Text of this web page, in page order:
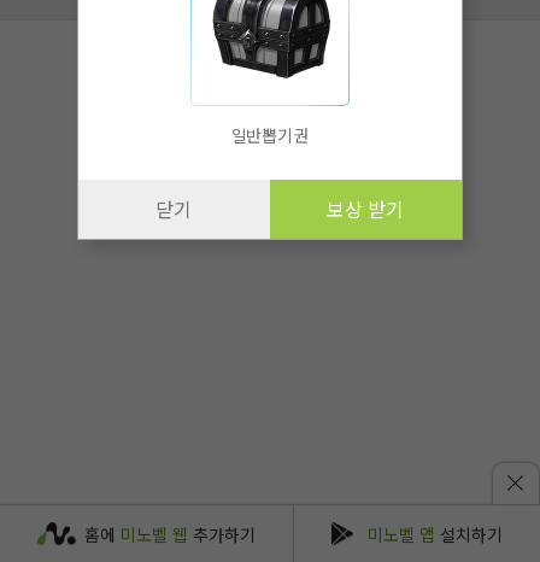
일반뽑기권
닫기 보상 받기
홈에 미노벨 웹 추가하기 미노벨 앱 설치하기